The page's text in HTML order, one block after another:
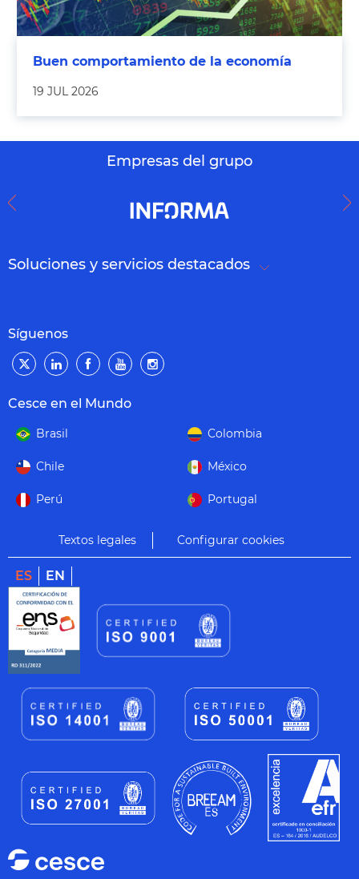
Buen comportamiento de la economía
19 JUL 2026
Empresas del grupo
Soluciones y servicios destacados
Síguenos
Cesce en el Mundo
Brasil Colombia
Chile México
Perú Portugal
Textos legales Configurar cookies
ES EN